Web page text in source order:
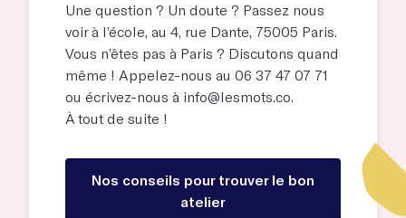
Une question ? Un doute ? Passez nous
voir à l’école, au 4, rue Dante, 75005 Paris.
Vous n’êtes pas à Paris ? Discutons quand
même ! Appelez-nous au 06 37 47 07 71
ou écrivez-nous à info@lesmots.co.
À tout de suite !
Nos conseils pour trouver le bon
atelier